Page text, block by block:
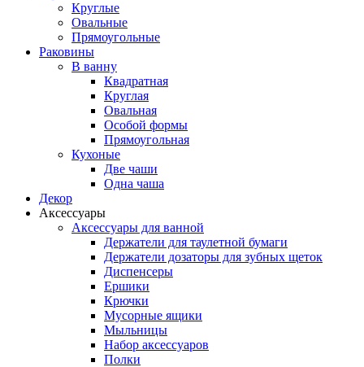
Круглые
Овальные
Прямоугольные
Раковины
В ванну
Квадратная
Круглая
Овальная
Особой формы
Прямоугольная
Кухоные
Две чаши
Одна чаша
Декор
Аксессуары
Аксессуары для ванной
Держатели для таулетной бумаги
Держатели дозаторы для зубных щеток
Диспенсеры
Ершики
Крючки
Мусорные ящики
Мыльницы
Набор аксессуаров
Полки